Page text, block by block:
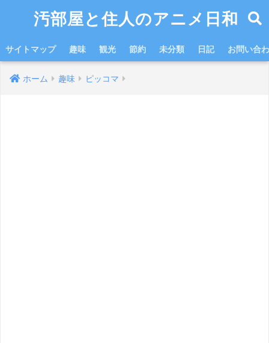
汚部屋と住人のアニメ日和
サイトマップ 趣味 観光 節約 未分類 日記 お問い合
ホーム 趣味 ピッコマ